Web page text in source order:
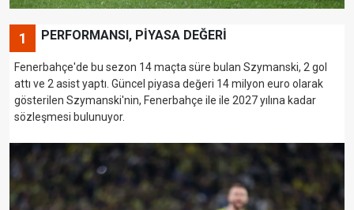
1 PERFORMANSI, PİYASA DEĞERİ
Fenerbahçe'de bu sezon 14 maçta süre bulan Szymanski, 2 gol
attı ve 2 asist yaptı. Güncel piyasa değeri 14 milyon euro olarak
gösterilen Szymanski'nin, Fenerbahçe ile ile 2027 yılına kadar
sözleşmesi bulunuyor.